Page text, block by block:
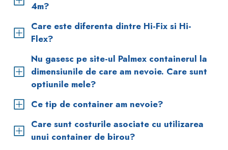
4m?
Care este diferenta dintre Hi-Fix si Hi-
Flex?
Nu gasesc pe site-ul Palmex containerul la
dimensiunile de care am nevoie. Care sunt
optiunile mele?
Ce tip de container am nevoie?
Care sunt costurile asociate cu utilizarea
unui container de birou?